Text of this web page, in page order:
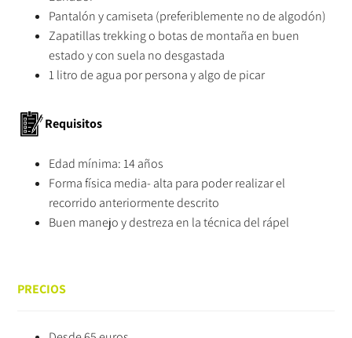
Pantalón y camiseta (preferiblemente no de algodón)
Zapatillas trekking o botas de montaña en buen
estado y con suela no desgastada
1 litro de agua por persona y algo de picar
Requisitos
Edad mínima: 14 años
Forma física media- alta para poder realizar el
recorrido anteriormente descrito
Buen manejo y destreza en la técnica del rápel
PRECIOS